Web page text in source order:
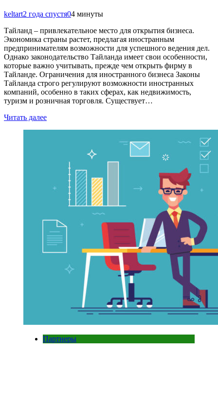
keltart2 года спустя04 минуты
Тайланд – привлекательное место для открытия бизнеса.
Экономика страны растет, предлагая иностранным
предпринимателям возможности для успешного ведения дел.
Однако законодательство Тайланда имеет свои особенности,
которые важно учитывать, прежде чем открыть фирму в
Тайланде. Ограничения для иностранного бизнеса Законы
Тайланда строго регулируют возможности иностранных
компаний, особенно в таких сферах, как недвижимость,
туризм и розничная торговля. Существует…
Читать далее
Партнеры